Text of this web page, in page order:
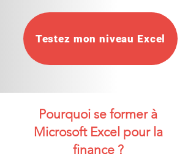
Testez mon niveau Excel
Pourquoi se former à
Microsoft Excel pour la
finance ?